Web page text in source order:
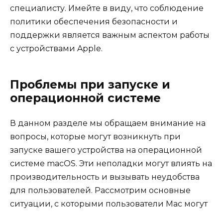
специалисту. Имейте в виду, что соблюдение
политики обеспечения безопасности и
поддержки является важным аспектом работы
с устройствами Apple.
Проблемы при запуске и
операционной системе
В данном разделе мы обращаем внимание на
вопросы, которые могут возникнуть при
запуске вашего устройства на операционной
системе macOS. Эти неполадки могут влиять на
производительность и вызывать неудобства
для пользователей. Рассмотрим основные
ситуации, с которыми пользователи Mac могут